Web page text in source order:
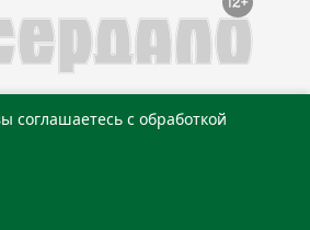
соглашаетесь с обработкой